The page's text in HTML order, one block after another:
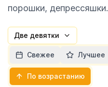
порошки, депрессяшки.
Две девятки
Свежее Лучшее
По возрастанию